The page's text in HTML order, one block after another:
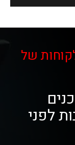
של
לפני